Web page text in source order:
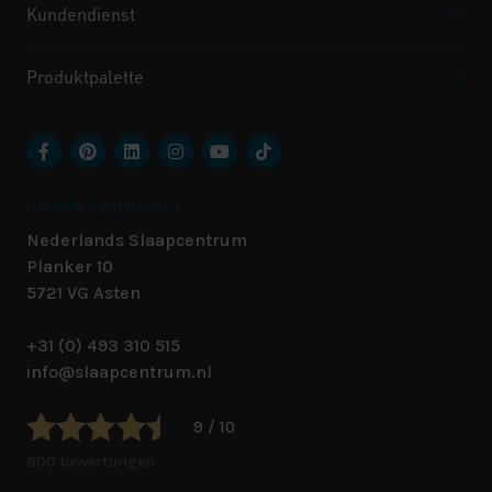
Kundendienst
Produktpalette
Nederlands Slaapcentrum
Planker 10
5721 VG Asten
+31 (0) 493 310 515
info@slaapcentrum.nl
9 / 10